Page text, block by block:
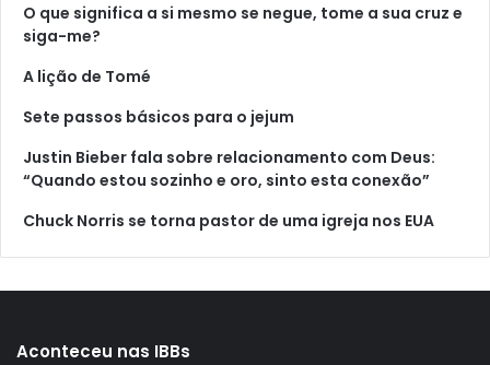
O que significa a si mesmo se negue, tome a sua cruz e
siga-me?
A lição de Tomé
Sete passos básicos para o jejum
Justin Bieber fala sobre relacionamento com Deus:
“Quando estou sozinho e oro, sinto esta conexão”
Chuck Norris se torna pastor de uma igreja nos EUA
Aconteceu nas IBBs